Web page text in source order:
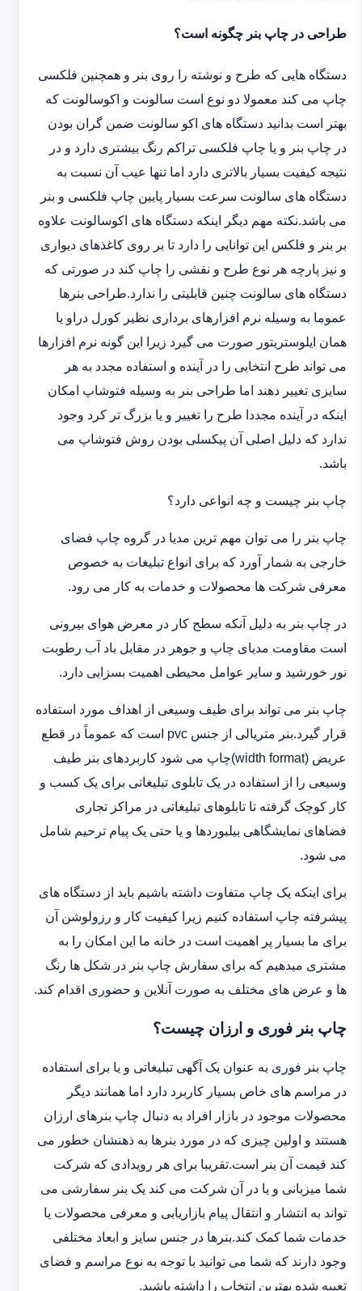
طراحی در چاپ بنر چگونه است؟
دستگاه هایی که طرح و نوشته را روی بنر و همچنین فلکسی
چاپ می کند معمولا دو نوع است سالونت و اکوسالونت که
بهتر است بدانید دستگاه های اکو سالونت ضمن گران بودن
در چاپ بنر و یا چاپ فلکسی تراکم رنگ بیشتری دارد و در
نتیجه کیفیت بسیار بالاتری دارد اما تنها عیب آن نسبت به
دستگاه های سالونت سرعت بسیار پایین چاپ فلکسی و بنر
می باشد.نکته مهم دیگر اینکه دستگاه های اکوسالونت علاوه
بر بنر و فلکس این توانایی را دارد تا بر روی کاغذهای دیواری
و نیز پارچه هر نوع طرح و نقشی را چاپ کند در صورتی که
دستگاه های سالونت چنین قابلیتی را ندارد.طراحی بنرها
عموما به وسیله نرم افزارهای برداری نظیر کورل دراو یا
همان ایلوستریتور صورت می گیرد زیرا این گونه نرم افزارها
می تواند طرح انتخابی را در آینده و استفاده مجدد به هر
سایزی تغییر دهند اما طراحی بنر به وسیله فتوشاپ امکان
اینکه در آینده مجددا طرح را تغییر و یا بزرگ تر کرد وجود
ندارد که دلیل اصلی آن پیکسلی بودن روش فتوشاپ می
باشد.
چاپ بنر چیست و چه انواعی دارد؟
چاپ بنر را می توان مهم ترین مدیا در گروه چاپ فضای
خارجی به شمار آورد که برای انواع تبلیغات به خصوص
معرفی شرکت ها محصولات و خدمات به کار می رود.
در چاپ بنر به دلیل آنکه سطح کار در معرض هوای بیرونی
است مقاومت مدیای چاپ و جوهر در مقابل باد آب رطوبت
نور خورشید و سایر عوامل محیطی اهمیت بسزایی دارد.
چاپ بنر می تواند برای طیف وسیعی از اهداف مورد استفاده
قرار گیرد.بنر متریالی از جنس pvc است که عموماً در قطع
عریض (width format)چاپ می شود کاربردهای بنر طیف
وسیعی را از استفاده در یک تابلوی تبلیغاتی برای یک کسب و
کار کوچک گرفته تا تابلوهای تبلیغاتی در مراکز تجاری
فضاهای نمایشگاهی بیلبوردها و یا حتی یک پیام ترحیم شامل
می شود.
برای اینکه یک چاپ متفاوت داشته باشیم باید از دستگاه های
پیشرفته چاپ استفاده کنیم زیرا کیفیت کار و رزولوشن آن
برای ما بسیار پر اهمیت است در خانه ما این امکان را به
مشتری میدهیم که برای سفارش چاپ بنر در شکل ها رنگ
ها و عرض های مختلف به صورت آنلاین و حضوری اقدام کند.
چاپ بنر فوری و ارزان چیست؟
چاپ بنر فوری به عنوان یک آگهی تبلیغاتی و یا برای استفاده
در مراسم های خاص بسیار کاربرد دارد اما همانند دیگر
محصولات موجود در بازار افراد به دنبال چاپ بنرهای ارزان
هستند و اولین چیزی که در مورد بنرها به ذهنشان خطور می
کند قیمت آن بنر است.تقریبا برای هر رویدادی که شرکت
شما میزبانی و یا در آن شرکت می کند یک بنر سفارشی می
تواند به انتشار و انتقال پیام بازاریابی و معرفی محصولات یا
خدمات شما کمک کند.بنرها در جنس سایز و ابعاد مختلفی
وجود دارند که شما می توانید با توجه به نوع مراسم و فضای
تعبیه شده بهترین انتخاب را داشته باشید.